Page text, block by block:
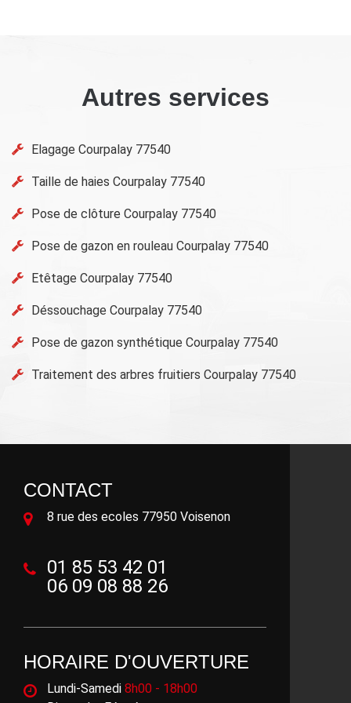
Autres services
Elagage Courpalay 77540
Taille de haies Courpalay 77540
Pose de clôture Courpalay 77540
Pose de gazon en rouleau Courpalay 77540
Etêtage Courpalay 77540
Déssouchage Courpalay 77540
Pose de gazon synthétique Courpalay 77540
Traitement des arbres fruitiers Courpalay 77540
CONTACT
8 rue des ecoles 77950 Voisenon
01 85 53 42 01
06 09 08 88 26
HORAIRE D'OUVERTURE
Lundi-Samedi 8h00 - 18h00